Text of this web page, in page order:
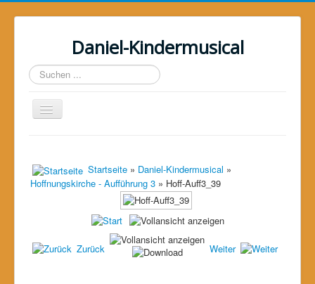
Daniel-Kindermusical
Suchen
...
Toggle
Navigation
Über uns
Das Musical
Galerie
Startseite » Daniel-Kindermusical »
Hoffnungskirche - Aufführung 3 » Hoff-Auff3_39
Zurück Weiter